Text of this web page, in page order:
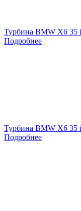
Турбина BMW X6 35
Подробнее
Турбина BMW X6 35
Подробнее